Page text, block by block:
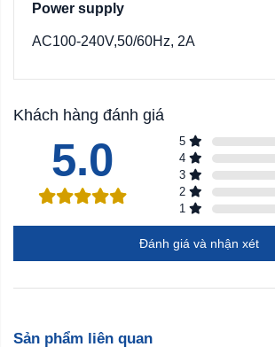
Power supply
AC100-240V,50/60Hz, 2A
Khách hàng đánh giá
5.0 5
4
3
2
1
Đánh giá và nhận xét
Sản phẩm liên quan